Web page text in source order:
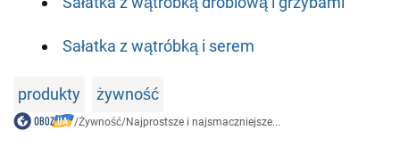
Sałatka z wątróbką i serem
produkty żywność
/Żywność/Najprostsze i najsmaczniejsze...